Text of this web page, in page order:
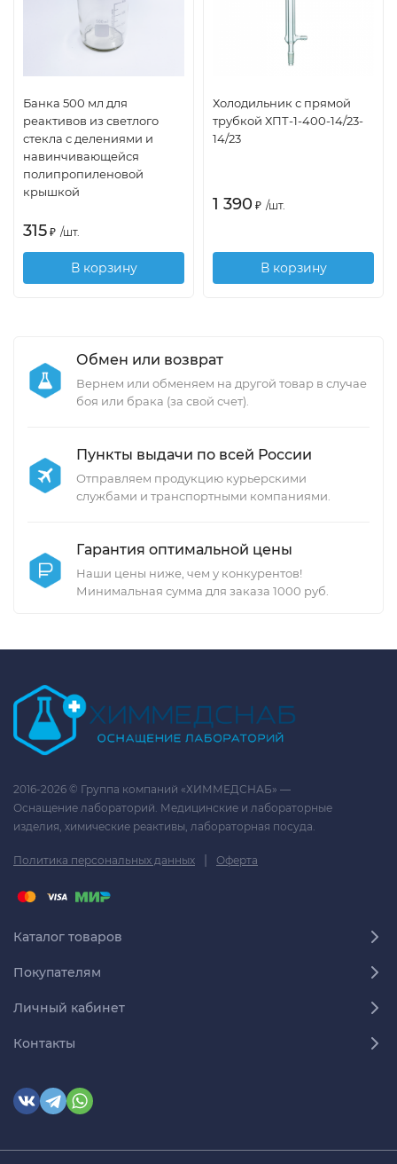
Банка 500 мл для
реактивов из светлого
стекла с делениями и
навинчивающейся
полипропиленовой
крышкой
315 ₽ /шт.
В корзину
Холодильник с прямой
трубкой ХПТ-1-400-14/23-
14/23
1 390 ₽ /шт.
В корзину
Обмен или возврат
Вернем или обменяем на другой товар в случае
боя или брака (за свой счет).
Пункты выдачи по всей России
Отправляем продукцию курьерскими
службами и транспортными компаниями.
Гарантия оптимальной цены
Наши цены ниже, чем у конкурентов!
Минимальная сумма для заказа 1000 руб.
2016-2026 © Группа компаний «ХИММЕДСНАБ» —
Оснащение лабораторий. Медицинские и лабораторные
изделия, химические реактивы, лабораторная посуда.
Политика персональных данных | Оферта
Каталог товаров
Покупателям
Личный кабинет
Контакты